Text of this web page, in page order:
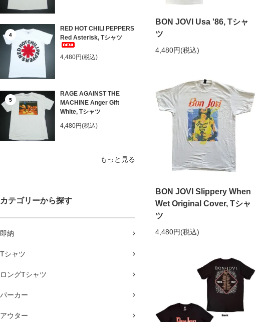
4
RED HOT CHILI PEPPERS
Red Asterisk, Tシャツ
4,480円(税込)
5
RAGE AGAINST THE
MACHINE Anger Gift
White, Tシャツ
4,480円(税込)
もっと見る
カテゴリーから探す
即納
Tシャツ
ロングTシャツ
パーカー
アウター
BON JOVI Usa '86, Tシャ
ツ
4,480円(税込)
BON JOVI Slippery When
Wet Original Cover, Tシャ
ツ
4,480円(税込)